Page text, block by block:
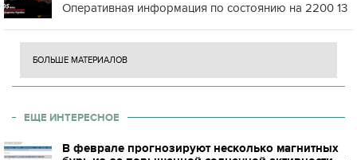
Оперативная информация по состоянию на 2200 13
БОЛЬШЕ МАТЕРИАЛОВ
ЕЩЕ ИНТЕРЕСНОЕ
В феврале прогнозируют несколько магнитных